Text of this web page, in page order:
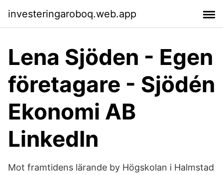
investeringaroboq.web.app
Lena Sjöden - Egen
företagare - Sjödén
Ekonomi AB
LinkedIn
Mot framtidens lärande by Högskolan i Halmstad